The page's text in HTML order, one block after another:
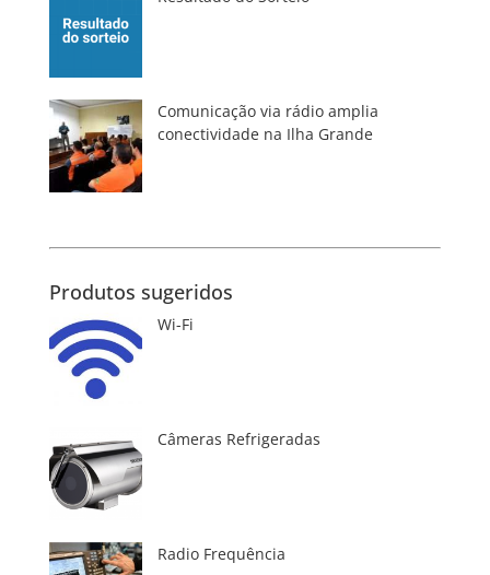
Comunicação via rádio amplia
conectividade na Ilha Grande
Produtos sugeridos
Wi-Fi
Câmeras Refrigeradas
Radio Frequência